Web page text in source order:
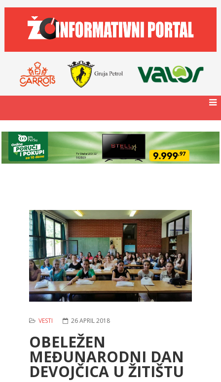
VESTI 26 APRIL 2018
OBELEŽEN
MEĐUNARODNI DAN
DEVOJČICA U ŽITIŠTU